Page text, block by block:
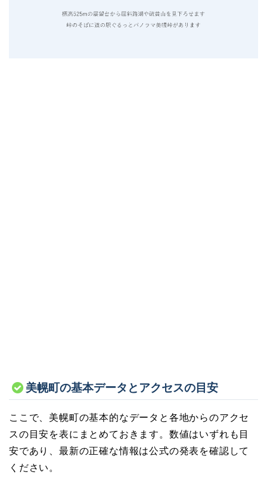
美幌町の基本データとアクセスの目安
ここで、美幌町の基本的なデータと各地からのアクセ
スの目安を表にまとめておきます。数値はいずれも目
安であり、最新の正確な情報は公式の発表を確認して
ください。